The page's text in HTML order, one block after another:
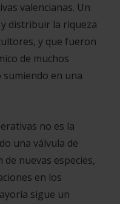
valencianas. Un
distribuir la riqueza
y que fueron
de muchos
en una
no es la
una válvula de
de nuevas especies,
en los
sigue un